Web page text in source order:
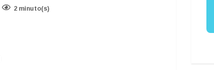
2 minuto(s)